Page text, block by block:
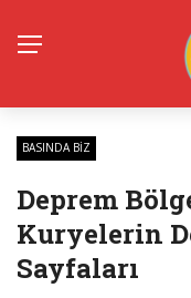
BASINDA BIZ
Deprem
Kuryelerin
Sayfaları